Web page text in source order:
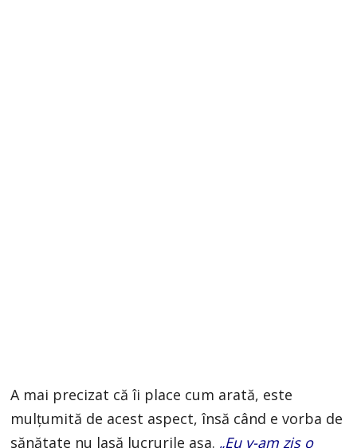
A mai precizat că îi place cum arată, este
mulțumită de acest aspect, însă când e vorba de
sănătate nu lasă lucrurile așa. ​​ „Eu v-am zis o